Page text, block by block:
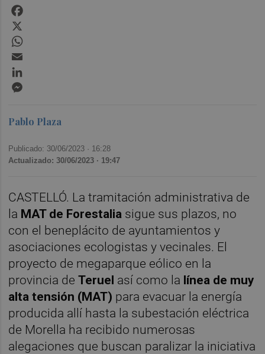
Pablo Plaza
Publicado: 30/06/2023 · 16:28
Actualizado: 30/06/2023 · 19:47
CASTELLÓ. La tramitación administrativa de
la MAT de Forestalia sigue sus plazos, no
con el beneplácito de ayuntamientos y
asociaciones ecologistas y vecinales. El
proyecto de megaparque eólico en la
provincia deTeruel así como la línea de muy
alta tensión (MAT) para evacuar la energía
producida allí hasta la subestación eléctrica
de Morella ha recibido numerosas
alegaciones que buscan paralizar la iniciativa